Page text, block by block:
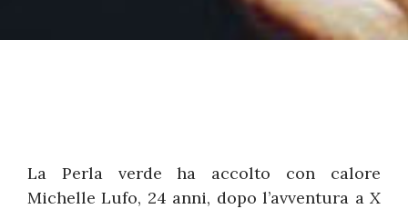
La Perla verde ha accolto con calore
Michelle Lufo, 24 anni, dopo l’avventura a X